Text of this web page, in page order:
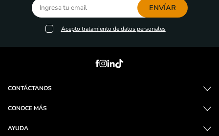
ENVÍAR
Acepto tratamiento de datos personales
CONTÁCTANOS
CONOCE MÁS
AYUDA